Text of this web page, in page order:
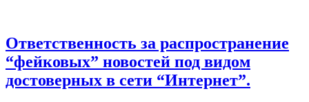
Ответственность за распространение
“фейковых” новостей под видом
достоверных в сети “Интернет”.